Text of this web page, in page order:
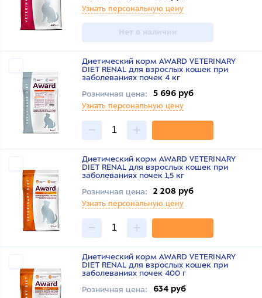
Узнать персональную цену
Нет в наличии
Диетический корм AWARD VETERINARY
DIET RENAL для взрослых кошек при
заболеваниях почек 4 кг
Розничная цена:
5 696 руб
Узнать персональную цену
Диетический корм AWARD VETERINARY
DIET RENAL для взрослых кошек при
заболеваниях почек 1,5 кг
Розничная цена:
2 208 руб
Узнать персональную цену
Диетический корм AWARD VETERINARY
DIET RENAL для взрослых кошек при
заболеваниях почек 400 г
Розничная цена:
634 руб